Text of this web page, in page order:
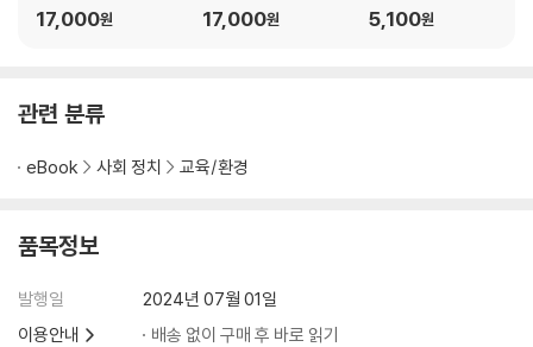
17,000원 17,000원 5,100원
관련 분류
eBook 사회 정치 교육/환경
품목정보
발행일
2024년 07월 01일
이용안내
배송 없이 구매 후 바로 읽기